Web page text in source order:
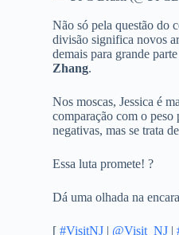
Não só pela questão do
divisão significa novos
demais para grande
Zhang.
Nos moscas, Jessica é
comparação com o
negativas, mas se trata
Essa luta promete! ?
Dá uma olhada na
[#VisitNJ | @Visit_NJ |